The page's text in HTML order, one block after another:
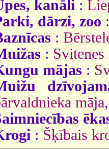
kanāli :
dārzi, zoo
:
:
mājas :
māja,
: Šķībais